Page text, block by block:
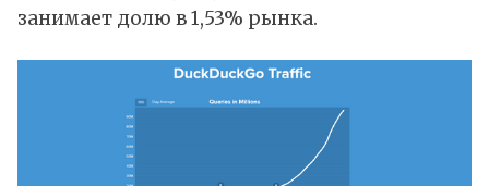
занимает долю в 1,53% рынка.